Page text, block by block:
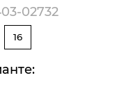
02732
16